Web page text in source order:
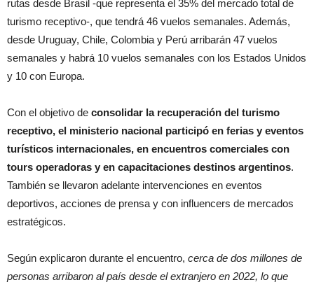
rutas desde Brasil -que representa el 35% del mercado total de
turismo receptivo-, que tendrá 46 vuelos semanales. Además,
desde Uruguay, Chile, Colombia y Perú arribarán 47 vuelos
semanales y habrá 10 vuelos semanales con los Estados Unidos
y 10 con Europa.
Con el objetivo de consolidar la recuperación del turismo
receptivo, el ministerio nacional participó en ferias y eventos
turísticos internacionales, en encuentros comerciales con
tours operadoras y en capacitaciones destinos argentinos.
También se llevaron adelante intervenciones en eventos
deportivos, acciones de prensa y con influencers de mercados
estratégicos.
Según explicaron durante el encuentro, cerca de dos millones de
personas arribaron al país desde el extranjero en 2022, lo que